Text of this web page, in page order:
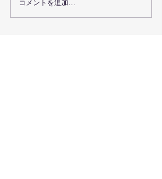
【代表登壇のお知らせ】
食と地域の未来会議 in 弘
コメントを追加…